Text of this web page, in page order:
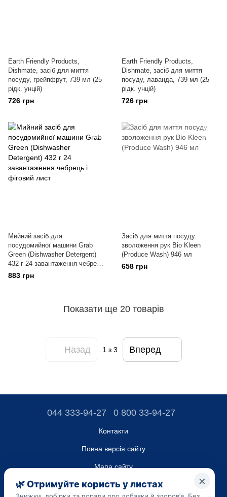
Earth Friendly Products,
Dishmate, засіб для миття
посуду, грейпфрут, 739 мл (25
рідк. унцій)
726 грн
Earth Friendly Products,
Dishmate, засіб для миття
посуду, лаванда, 739 мл (25
рідк. унцій)
726 грн
Мийний засіб для
посудомийної машини Grab
Green (Dishwasher Detergent)
432 г 24 завантаження чебрець
і фіговий лист
883 грн
Засіб для миття посуду
зволоження рук Bio Kleen
(Produce Wash) 946 мл
658 грн
Показати ще 20 товарів
Назад 1 з 3 Вперед
044 333-94-27 0 800 33-94-27
Контакти
Повна версія сайту
Мапа сайту
ТОВ “ДО ЮА”,
Код ЄДРПОУ 45223262